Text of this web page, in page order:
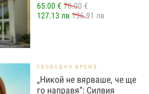
65.00 € 70.00 €
127.13 лв 136.91 лв
СВОБОДНО ВРЕМЕ
„Никой не вярваше, че ще
го направя“: Силвия